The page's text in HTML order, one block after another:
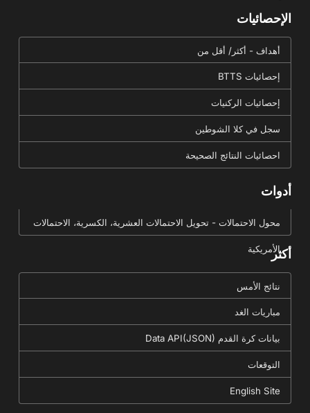
الإحصائيات
أهداف - أكثر/ أقل من
إحصائيات BTTS
إحصائيات الركنيات
سجل في كلا الشوطين
احصائيات النتائج الصحيحة
أدوات
محول الاحتمالات - تحويل الاحتمالات العشرية، الكسرية، الاحتمالات
الأمريكيةأكثر
نتائج الأمس
مباريات الغد
بيانات كرة القدم Data API(JSON)
التوقعات
English Site